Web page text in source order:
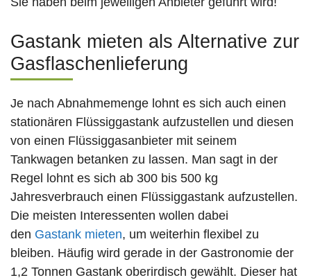
Gastank mieten als Alternative zur
Gasflaschenlieferung
Je nach Abnahmemenge lohnt es sich auch einen
stationären Flüssiggastank aufzustellen und diesen
von einen Flüssiggasanbieter mit seinem
Tankwagen betanken zu lassen. Man sagt in der
Regel lohnt es sich ab 300 bis 500 kg
Jahresverbrauch einen Flüssiggastank aufzustellen.
Die meisten Interessenten wollen dabei
den Gastank mieten, um weiterhin flexibel zu
bleiben. Häufig wird gerade in der Gastronomie der
1,2 Tonnen Gastank oberirdisch gewählt. Dieser hat